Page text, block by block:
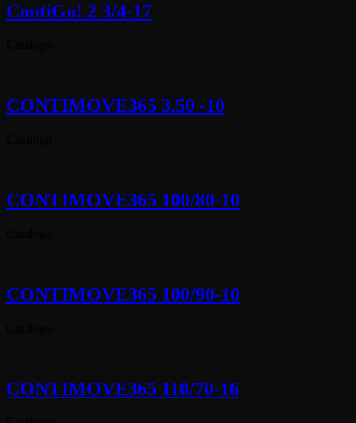
ContiGo! 2 3/4-17
CONTIMOVE365 3.50 -10
CONTIMOVE365 100/80-10
CONTIMOVE365 100/90-10
CONTIMOVE365 110/70-16